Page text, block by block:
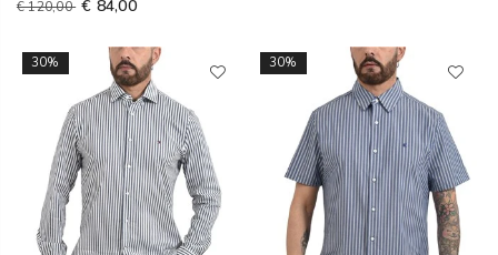
€ 120,00 € 84,00
30% 30%